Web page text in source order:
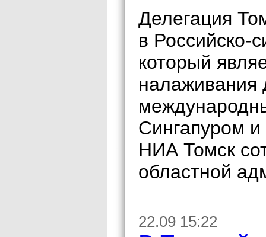
Делегация
в Российско-
который
налаживания
Сингапуром
НИА Томск
областной
22.09 15:22